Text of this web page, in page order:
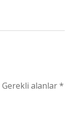
Gerekli alanlar*